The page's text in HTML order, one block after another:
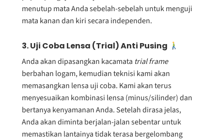
menutup mata Anda sebelah-sebelah untuk menguji
mata kanan dan kiri secara independen.
3. Uji Coba Lensa (Trial) Anti Pusing
Anda akan dipasangkan kacamata trial frame
berbahan logam, kemudian teknisi kami akan
memasangkan lensa uji coba. Kami akan terus
menyesuaikan kombinasi lensa (minus/silinder) dan
bertanya kenyamanan Anda. Setelah dirasa jelas,
Anda akan diminta berjalan-jalan sebentar untuk
memastikan lantainya tidak terasa bergelombang